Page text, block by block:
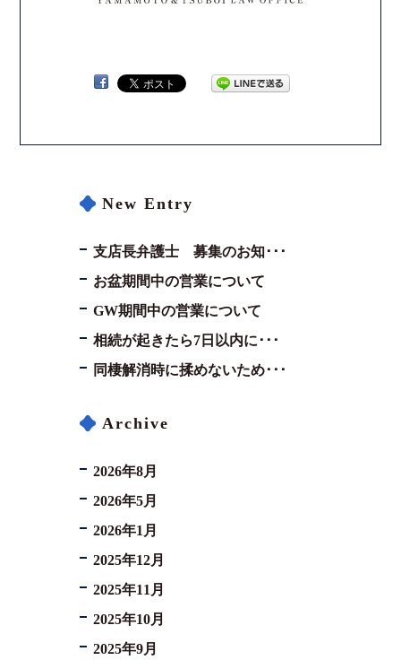
New Entry
支店長弁護士 募集のお知･･･
お盆期間中の営業について
GW期間中の営業について
相続が起きたら7日以内に･･･
同棲解消時に揉めないため･･･
Archive
2026年8月
2026年5月
2026年1月
2025年12月
2025年11月
2025年10月
2025年9月